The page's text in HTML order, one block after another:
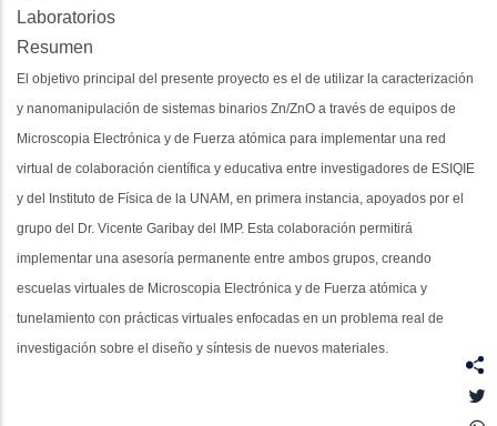
Laboratorios
Resumen
El objetivo principal del presente proyecto es el de utilizar la caracterización
y nanomanipulación de sistemas binarios Zn/ZnO a través de equipos de
Microscopia Electrónica y de Fuerza atómica para implementar una red
virtual de colaboración científica y educativa entre investigadores de ESIQIE
y del Instituto de Física de la UNAM, en primera instancia, apoyados por el
grupo del Dr. Vicente Garibay del IMP. Esta colaboración permitirá
implementar una asesoría permanente entre ambos grupos, creando
escuelas virtuales de Microscopia Electrónica y de Fuerza atómica y
tunelamiento con prácticas virtuales enfocadas en un problema real de
investigación sobre el diseño y síntesis de nuevos materiales.